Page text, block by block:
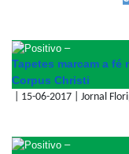
–
Tapetes marcam a fé
Corpus Christi
| 15-06-2017 | Jornal
–